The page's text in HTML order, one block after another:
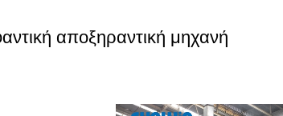
αποξηραντική μηχανή